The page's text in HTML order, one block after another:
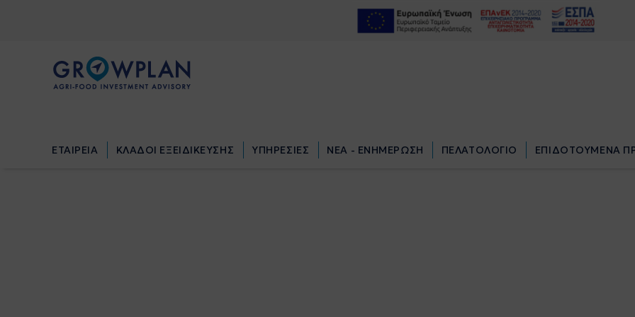
ΕΤΑΙΡΕΙΑ ΚΛΑΔΟΙ ΕΞΕΙΔΙΚΕΥΣΗΣ ΥΠΗΡΕΣΙΕΣ ΝΕΑ - ΕΝΗΜΕΡΩΣΗ ΠΕΛΑΤΟΛΟΓΙΟ ΕΠΙΔΟΤΟΥΜΕΝΑ